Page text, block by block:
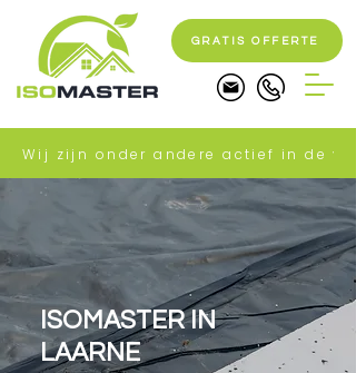
GRATIS OFFERTE
Wij zijn onder andere actief in de
ISOMASTER IN
LAARNE